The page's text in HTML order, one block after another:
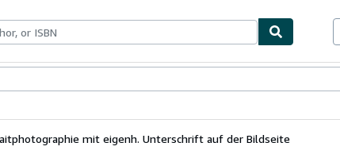
mit eigenh. Unterschrift auf der Bildseite